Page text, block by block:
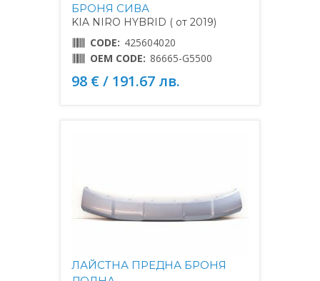
БРОНЯ СИВА
KIA NIRO HYBRID ( от 2019)
CODE: 425604020
OEM CODE: 86665-G5500
98 € / 191.67 лв.
ЛАЙСТНА ПРЕДНА БРОНЯ